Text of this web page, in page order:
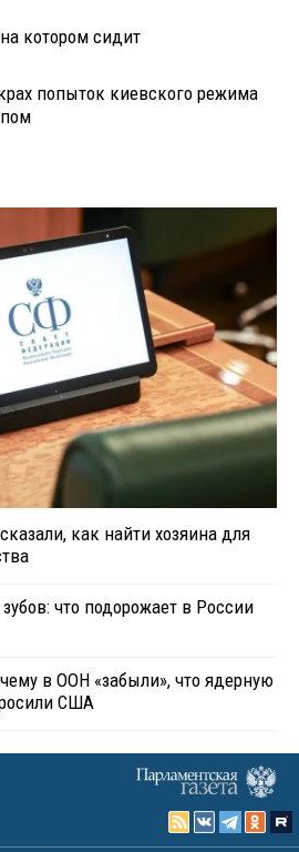
котором сидит
попыток киевского режима
как найти хозяина для
что подорожает в России
в ООН «забыли», что ядерную
США